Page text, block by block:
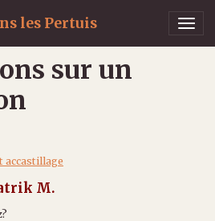
les Pertuis
sur un
accastillage
M.